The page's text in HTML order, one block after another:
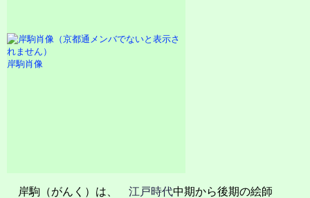
岸駒肖像
岸駒（がんく）は、 江戸時代中期から後期の絵師